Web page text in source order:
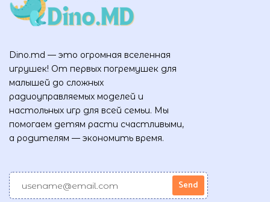
Dino.md — это огромная вселенная
игрушек! От первых погремушек для
малышей до сложных
радиоуправляемых моделей и
настольных игр для всей семьи. Мы
помогаем детям расти счастливыми,
а родителям — экономить время.